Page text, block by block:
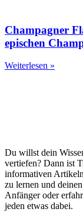
Champagner
epischen
Weiterlesen »
Du willst dein
vertiefen? Dann ist
informativen
zu lernen und
Anfänger oder
jeden etwas dabei.